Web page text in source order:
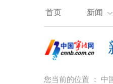
首页 新闻
您当前的位置 ： 中